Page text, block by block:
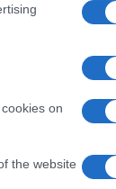
on
the website